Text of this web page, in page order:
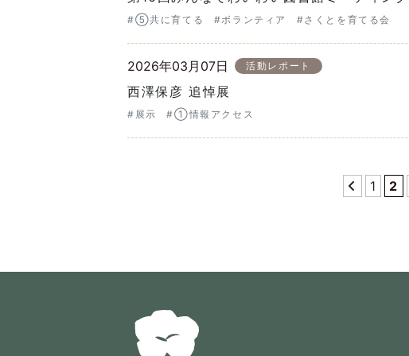
#⑤共に育てる #ボランティア #さくとを育てる会
2026年03月07日 活動レポート
西澤保彦 追悼展
#展示 #①情報アクセス
1 2